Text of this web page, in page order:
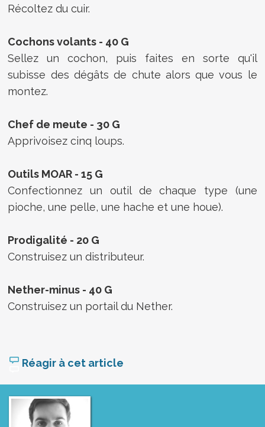
Récoltez du cuir.
Cochons volants - 40 G
Sellez un cochon, puis faites en sorte qu'il
subisse des dégâts de chute alors que vous le
montez.
Chef de meute - 30 G
Apprivoisez cinq loups.
Outils MOAR - 15 G
Confectionnez un outil de chaque type (une
pioche, une pelle, une hache et une houe).
Prodigalité - 20 G
Construisez un distributeur.
Nether-minus - 40 G
Construisez un portail du Nether.
Réagir à cet article